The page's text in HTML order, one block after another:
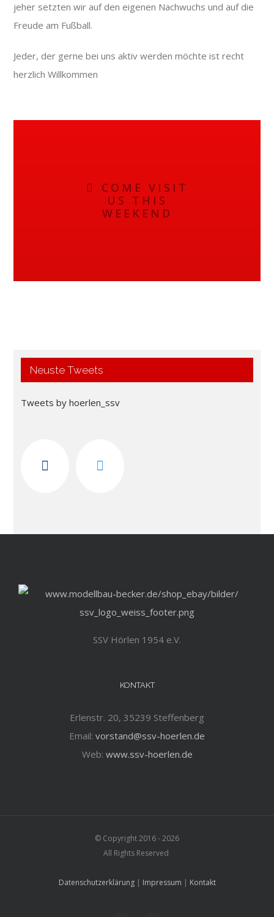
jeher setzten wir auf den eigenen Nachwuchs und auf die
Freude am Fußball.
Jeder, der gerne bei uns aktiv werden möchte ist recht
herzlich Willkommen
COME VISIT
US THIS
WEEKEND
Neuste Tweets
Tweets by hoerlen_ssv
SSV Hörlen 1954 e.V.
KONTAKT
Erlenstr. 20, 35239 Steffenberg
Email: vorstand@ssv-hoerlen.de
Web: www.ssv-hoerlen.de
© Copyright 2016 -2026
All Rights Reserved
Datenschutzerklärung| Impressum | Kontakt